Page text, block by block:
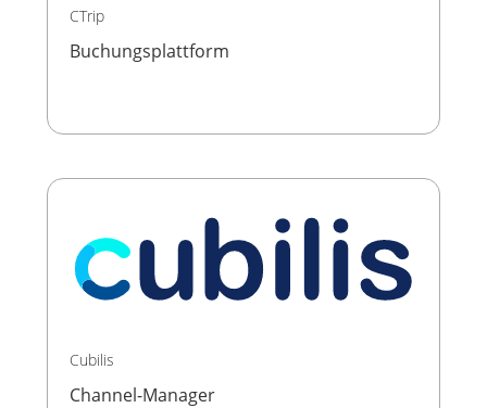
CTrip
Buchungsplattform
Cubilis
Channel-Manager